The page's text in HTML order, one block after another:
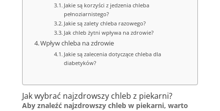
Jakie są korzyści z jedzenia chleba
pełnoziarnistego?
Jakie są zalety chleba razowego?
Jak chleb żytni wpływa na zdrowie?
Wpływ chleba na zdrowie
Jakie są zalecenia dotyczące chleba dla
diabetyków?
Jak wybrać najzdrowszy chleb z piekarni?
Aby znaleźć najzdrowszy chleb w piekarni, warto